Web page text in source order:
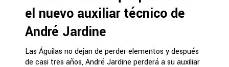
el nuevo auxiliar técnico de
André Jardine
Las Águilas no dejan de perder elementos y después
de casi tres años, André Jardine perderá a su auxiliar